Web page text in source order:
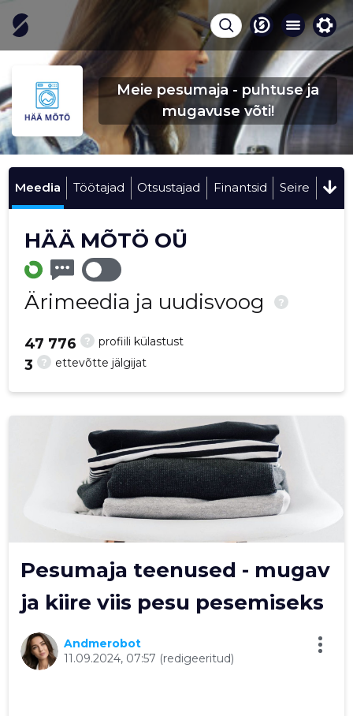
Meie pesumaja - puhtuse ja
mugavuse võti!
Meedia Töötajad Otsustajad Finantsid Seire
HÄÄ MÕTÖ OÜ
Ärimeedia ja uudisvoog ?
? profiili külastust
47 776
? ettevõtte jälgijat
3
Pesumaja teenused - mugav
ja kiire viis pesu pesemiseks
Andmerobot
11.09.2024, 07:57 (redigeeritud)